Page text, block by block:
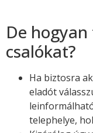
De
csalókat?
Ha biztosra
eladót
telephelye,